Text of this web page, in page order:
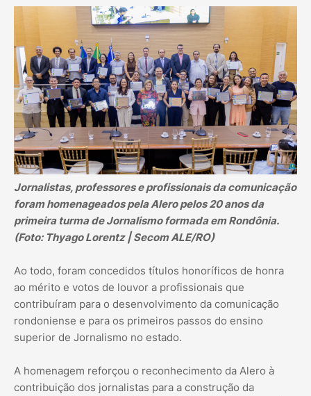
Jornalistas, professores e profissionais da comunicação
foram homenageados pela Alero pelos 20 anos da
primeira turma de Jornalismo formada em Rondônia.
(Foto: Thyago Lorentz | Secom ALE/RO)
Ao todo, foram concedidos títulos honoríficos de honra
ao mérito e votos de louvor a profissionais que
contribuíram para o desenvolvimento da comunicação
rondoniense e para os primeiros passos do ensino
superior de Jornalismo no estado.
A homenagem reforçou o reconhecimento da Alero à
contribuição dos jornalistas para a construção da